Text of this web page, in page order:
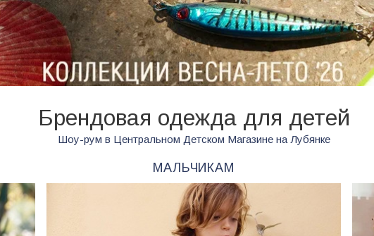
Брендовая одежда для детей
Шоу-рум в Центральном Детском Магазине на Лубянке
МАЛЬЧИКАМ